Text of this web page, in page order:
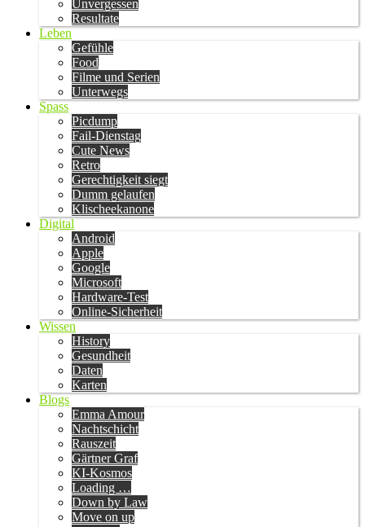
Unvergessen
Resultate
Leben
Gefühle
Food
Filme und Serien
Unterwegs
Spass
Picdump
Fail-Dienstag
Cute News
Retro
Gerechtigkeit siegt
Dumm gelaufen
Klischeekanone
Digital
Android
Apple
Google
Microsoft
Hardware-Test
Online-Sicherheit
Wissen
History
Gesundheit
Daten
Karten
Blogs
Emma Amour
Nachtschicht
Rauszeit
Gärtner Graf
KI-Kosmos
Loading …
Down by Law
Move on up